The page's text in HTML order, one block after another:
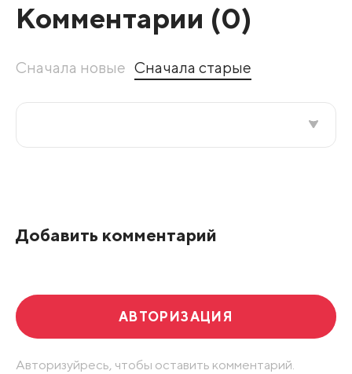
Комментарии (0)
Сначала новые Сначала старые
Добавить комментарий
АВТОРИЗАЦИЯ
Авторизуйресь, чтобы оставить комментарий.